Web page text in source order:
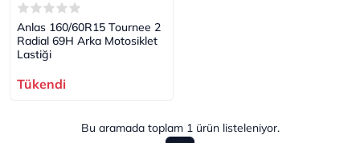
Anlas 160/60R15 Tournee 2
Radial 69H Arka Motosiklet
Lastiği
Tükendi
Bu aramada toplam 1ürün listeleniyor.